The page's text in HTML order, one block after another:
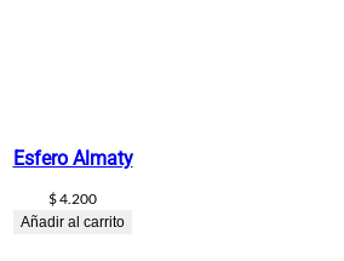
Esfero Almaty
$4.200
Añadir al carrito